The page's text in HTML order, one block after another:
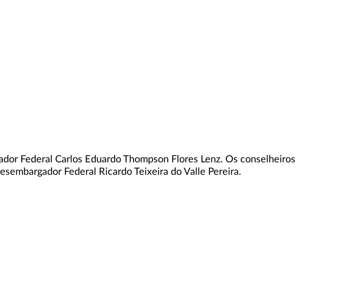
Federal Carlos Eduardo Thompson Flores Lenz. Os conselheiros
Federal Ricardo Teixeira do Valle Pereira.